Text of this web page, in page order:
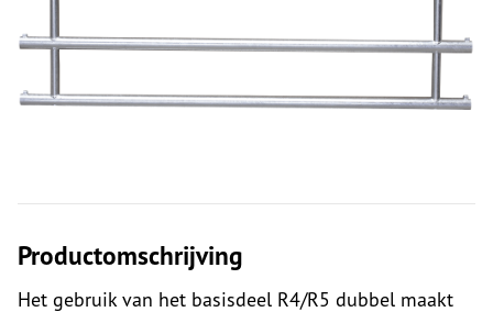
Productomschrijving
Het gebruik van het basisdeel R4/R5 dubbel maakt